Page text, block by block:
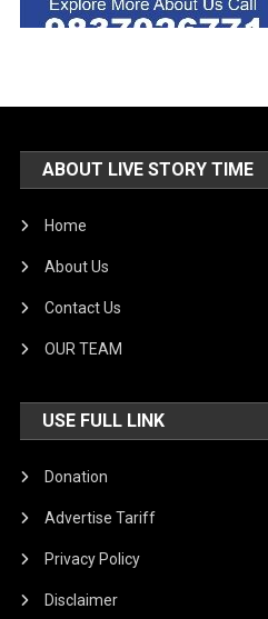
ABOUT LIVE STORY TIME
Home
About Us
Contact Us
OUR TEAM
USE FULL LINK
Donation
Advertise Tariff
Privacy Policy
Disclaimer